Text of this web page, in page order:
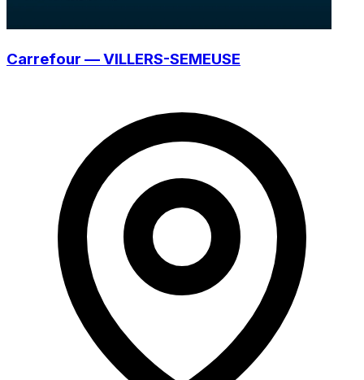
Carrefour — VILLERS-SEMEUSE